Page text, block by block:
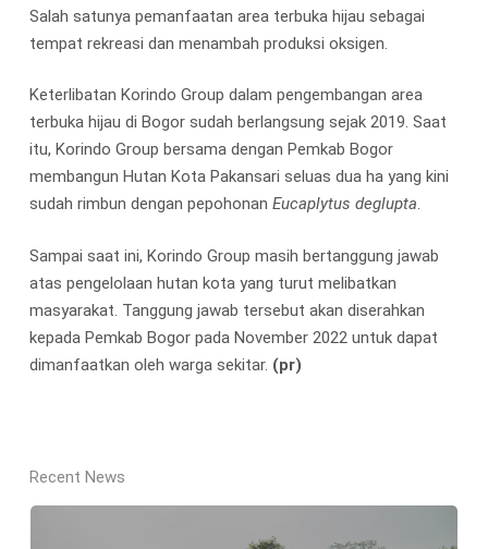
Salah satunya pemanfaatan area terbuka hijau sebagai
tempat rekreasi dan menambah produksi oksigen.
Keterlibatan Korindo Group dalam pengembangan area
terbuka hijau di Bogor sudah berlangsung sejak 2019. Saat
itu, Korindo Group bersama dengan Pemkab Bogor
membangun Hutan Kota Pakansari seluas dua ha yang kini
sudah rimbun dengan pepohonan Eucaplytus deglupta.
Sampai saat ini, Korindo Group masih bertanggung jawab
atas pengelolaan hutan kota yang turut melibatkan
masyarakat. Tanggung jawab tersebut akan diserahkan
kepada Pemkab Bogor pada November 2022 untuk dapat
dimanfaatkan oleh warga sekitar. (pr)
Recent News